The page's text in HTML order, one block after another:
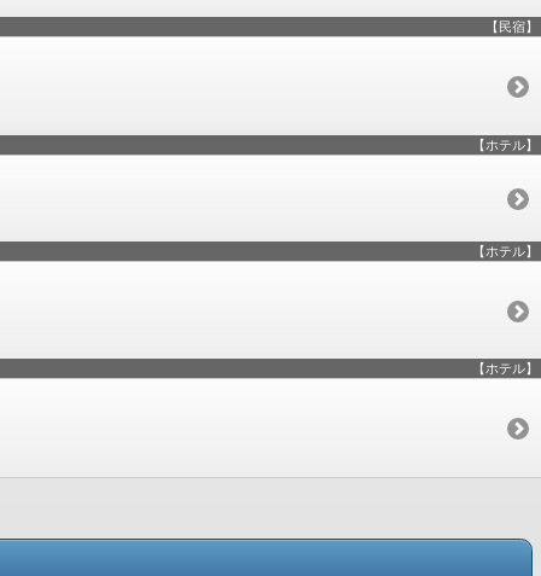
【民宿】
【ホテル】
【ホテル】
【ホテル】